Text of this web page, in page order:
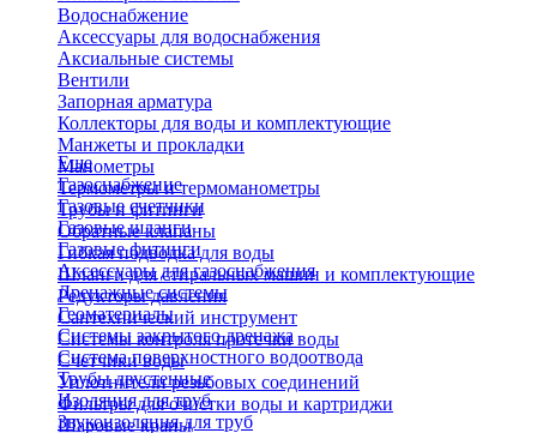
Водоснабжение
Аксессуары для водоснабжения
Аксиальные системы
Вентили
Запорная арматура
Коллекторы для воды и комплектующие
Манжеты и прокладки
Манометры
Термометры и термоманометры
Трубы и фитинги
Обратные клапаны
Гибкая подводка для воды
Шланги для стиральных машин и комплектующие
Редукторы давления
Сантехнический инструмент
Системы контроля протечки воды
Счетчики воды
Уплотнители резьбовых соединений
Фильтры для очистки воды и картриджи
Шаровые краны
Еще
Газоснабжение
Газовые счетчики
Газовые шланги
Газовые фитинги
Аксессуары для газоснабжения
Дренажные системы
Геоматериалы
Системы закрытого дренажа
Система поверхностного водоотвода
Трубы двустенные
Изоляция для труб
Звукоизоляция для труб